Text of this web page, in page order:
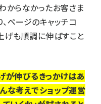
からなかったお客さま
ページのキャッチコ
げも順調に伸ばすこと
が伸びるきっかけはあ
んな考えでショップ運営